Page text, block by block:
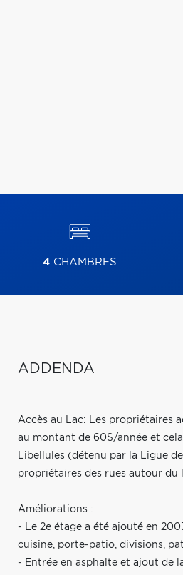
4 CHAMBRES
ADDENDA
Accès au Lac: Les propriétaires
au montant de 60$/année et
Libellules (détenu par la Ligue
propriétaires des rues autour du
Améliorations :
- Le 2e étage a été ajouté en
cuisine, porte-patio, divisions,
- Entrée en asphalte et ajout de